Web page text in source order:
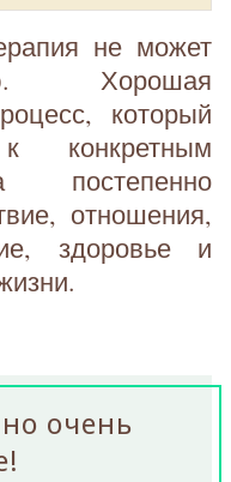
не может
Хорошая
который
конкретным
постепенно
отношения,
здоровье и
очень